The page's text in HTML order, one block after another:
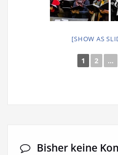
[SHOW AS
1 2 ...
Bisher keine